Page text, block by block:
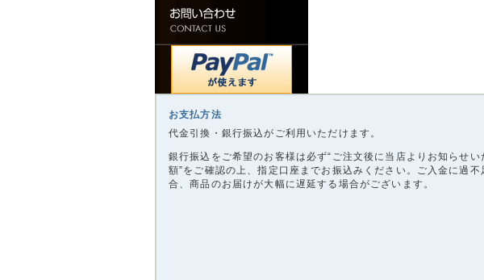
お支払方法
代金引換・銀行振込がご利用いただけます。
銀行振込をご希望のお客様は必ず“ご注文後に当店よりお知らせい
額”をご確認の上、指定口座までお振込みください。ご入金に過不
合、商品のお届けが大幅に遅延する場合がございます。